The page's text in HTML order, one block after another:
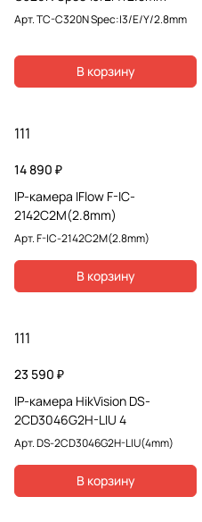
Арт.TC-C320N Spec:I3/E/Y/2.8mm
В корзину
111
14 890 ₽
IP-камера IFlow F-IC-
2142C2M(2.8mm)
Арт.F-IC-2142C2M(2.8mm)
В корзину
111
23 590 ₽
IP-камера HikVision DS-
2CD3046G2H-LIU 4
Арт.DS-2CD3046G2H-LIU(4mm)
В корзину